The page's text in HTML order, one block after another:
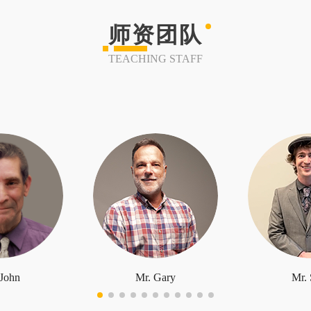
师资团队
TEACHING STAFF
Mr. Gary Mr.